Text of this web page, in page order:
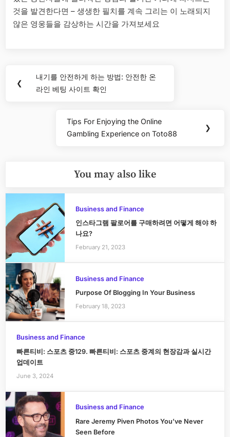
것을 발견한다면 – 생생한 필치를 계속 그리는 이 노래되지
않은 영웅들을 감상하는 시간을 가져보세요
navigation
❮
Previous
Post:
내기를 안전하게 하는 방법: 안전한 온
라인 베팅 사이트 확인
Next
Post:
Tips For Enjoying the Online
Gambling Experience on Toto88
❯
You may also like
Business and Finance
인스타그램 팔로어를 구매하려면 어떻게 해야 하
나요?
February 21, 2023
Business and Finance
Purpose Of Blogging In Your Business
February 18, 2023
Business and Finance
빠른티비: 스포츠 중129. 빠른티비: 스포츠 중계의 현장감과 실시간
업데이트
June 3, 2024
Business and Finance
Rare Jeremy Piven Photos You’ve Never
Seen Before